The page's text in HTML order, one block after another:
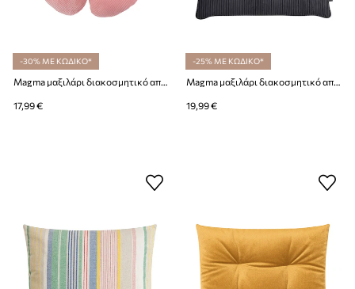
-30% ΜΕ ΚΩΔΙΚΟ*
Magma μαξιλάρι διακοσμητικό από πλαστικό 30 cm
17,99 €
-25% ΜΕ ΚΩΔΙΚΟ*
Magma μαξιλάρι διακοσμητικό από πλαστικό 35 x 35 x 5 cm
19,99 €